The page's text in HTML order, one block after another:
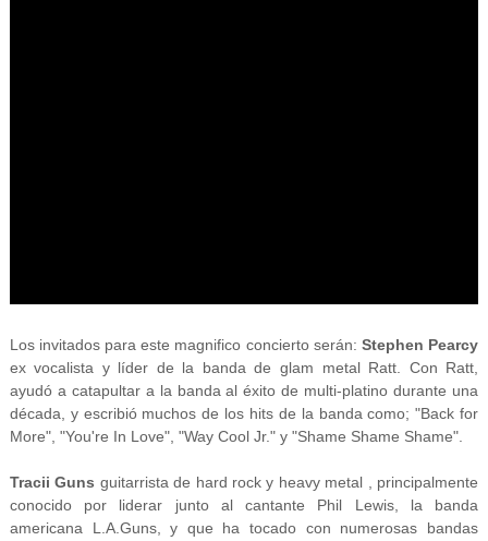
Los invitados para este magnifico concierto serán: Stephen Pearcy
ex vocalista y líder de la banda de glam metal Ratt. Con Ratt,
ayudó a catapultar a la banda al éxito de multi-platino durante una
década, y escribió muchos de los hits de la banda como; "Back for
More", "You're In Love", "Way Cool Jr." y "Shame Shame Shame".
Tracii Guns guitarrista de hard rock y heavy metal , principalmente
conocido por liderar junto al cantante Phil Lewis, la banda
americana L.A.Guns, y que ha tocado con numerosas bandas